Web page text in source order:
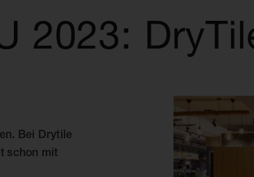
2023:
Bei Drytile
schon mit